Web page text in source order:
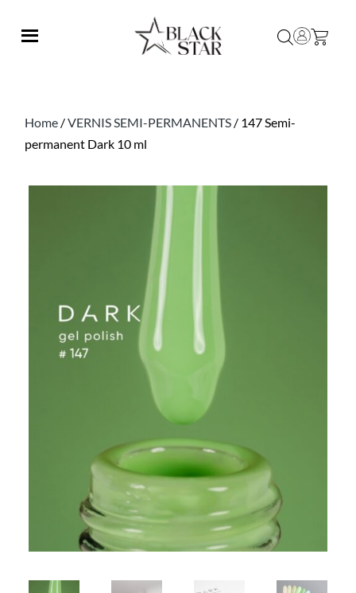
Home /VERNIS SEMI-PERMANENTS / 147 Semi-
permanent Dark 10 ml